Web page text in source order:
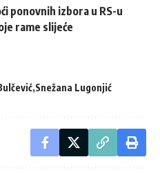
ponovnih izbora u RS-u
rame slijeće
Snežana Lugonjić